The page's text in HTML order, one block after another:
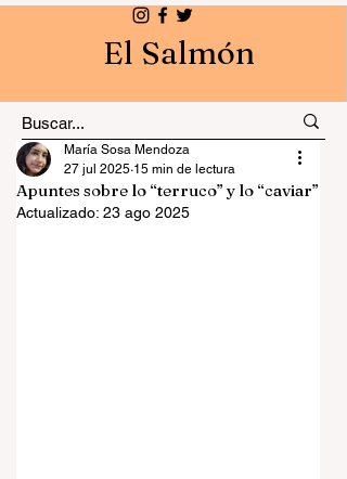
El Salmón
Apuntes sobre lo “terruco” y lo “caviar”
María Sosa Mendoza
27 jul 2025 15 min de lectura
Actualizado: 23 ago 2025